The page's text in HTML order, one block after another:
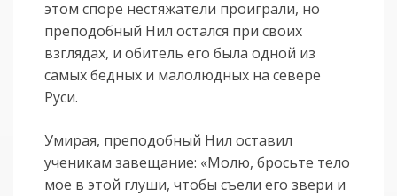
этом споре нестяжатели проиграли, но
преподобный Нил остался при своих
взглядах, и обитель его была одной из
самых бедных и малолюдных на севере
Руси.
Умирая, преподобный Нил оставил
ученикам завещание: «Молю, бросьте тело
мое в этой глуши, чтобы съели его звери и